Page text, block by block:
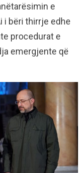
e
i bëri thirrje edhe
procedurat e
emergjente që